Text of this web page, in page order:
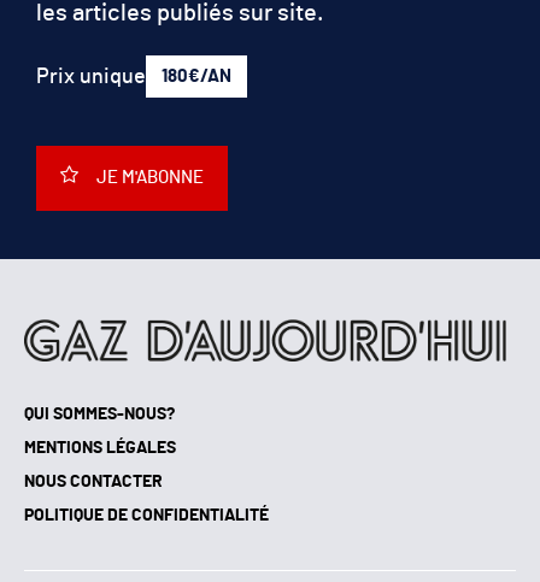
QUI SOMMES-NOUS?
MENTIONS LÉGALES
NOUS CONTACTER
POLITIQUE DE CONFIDENTIALITÉ
les articles publiés sur site.
Prix unique 180€/AN
JE M'ABONNE